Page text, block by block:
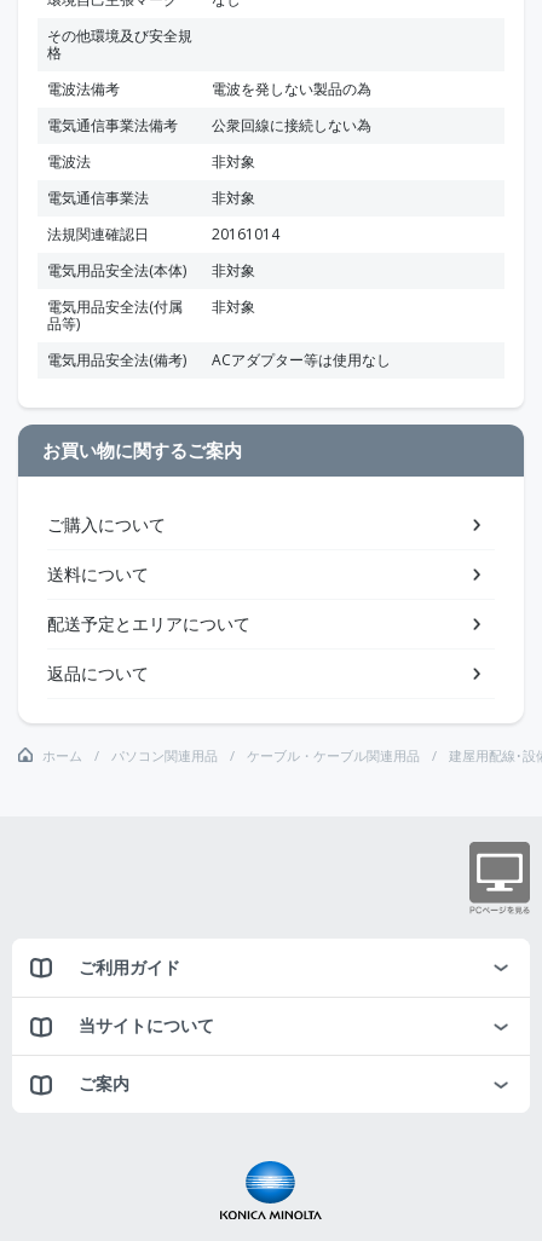
その他環境及び安全規
格
電波法備考
電波を発しない製品の為
電気通信事業法備考
公衆回線に接続しない為
電波法
非対象
電気通信事業法
非対象
法規関連確認日
20161014
電気用品安全法(本体)
非対象
電気用品安全法(付属
品等)
非対象
電気用品安全法(備考) ACアダプター等は使用なし
お買い物に関するご案内
ご購入について
送料について
配送予定とエリアについて
返品について
ホーム パソコン関連用品 ケーブル・ケーブル関連用品 建屋用配線･設
ご利用ガイド
当サイトについて
ご案内